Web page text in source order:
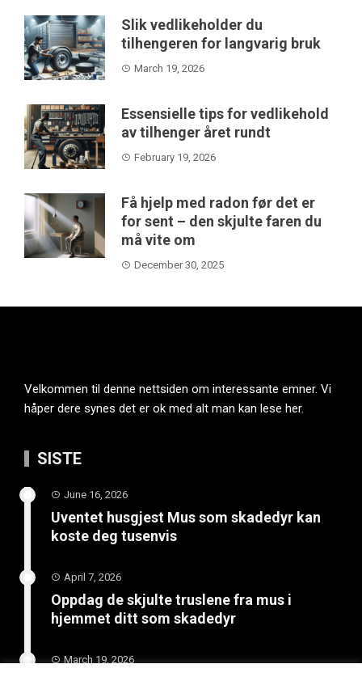
Slik vedlikeholder du
tilhengeren for langvarig bruk
March 19, 2026
Essensielle tips for vedlikehold
av tilhenger året rundt
February 19, 2026
Få hjelp med radon før det er
for sent – den skjulte faren du
må vite om
December 30, 2025
Velkommen til denne nettsiden om interessante emner. Vi
håper dere synes det er ok med alt man kan lese her.
SISTE
June 16, 2026
Uventet husgjest Mus som skadedyr kan
koste deg tusenvis
April 7, 2026
Oppdag de skjulte truslene fra mus i
hjemmet ditt som skadedyr
March 19, 2026